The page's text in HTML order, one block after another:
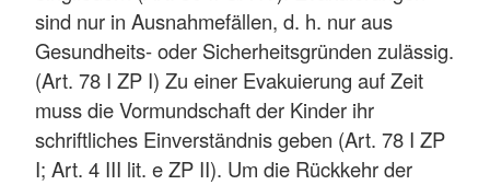
sind nur in Ausnahmefällen, d. h. nur aus
Gesundheits- oder Sicherheitsgründen zulässig.
(Art. 78 I ZP I) Zu einer Evakuierung auf Zeit
muss die Vormundschaft der Kinder ihr
schriftliches Einverständnis geben (Art. 78 I ZP
I; Art. 4 III lit. e ZP II). Um die Rückkehr der